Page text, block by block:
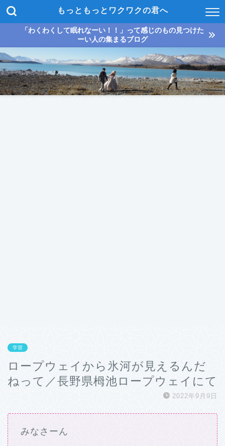
もっともっとワクワクの君へ
「わくわくして眠れなーい！！」って感じのもの見つけた
ーい人の集まるブログ
学習
ロープウェイから氷河が見えるんだ
ねって／長野県栂池ロープウェイにて
2022年9月9日
みなさーん